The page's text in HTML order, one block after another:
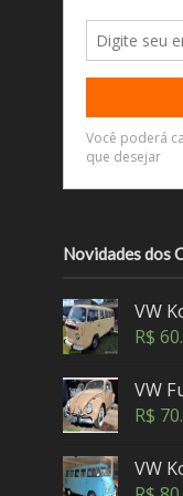
Novidades dos
VW
R$
VW
R$
VW